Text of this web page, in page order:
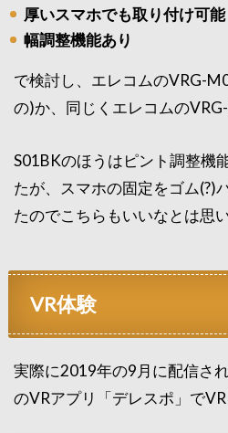
厚いスマホでも取り付け可能
幅調整機能あり
で検討し、エレコムのVRG-
の)か、同じくエレコムの
S01BKのほうはピント調整機
たが、スマホの固定をゴム(?)
たのでこちらもいいなとは思
VR体験
実際に2019年の9月に配信さ
のVRアプリ「デレスポ」で